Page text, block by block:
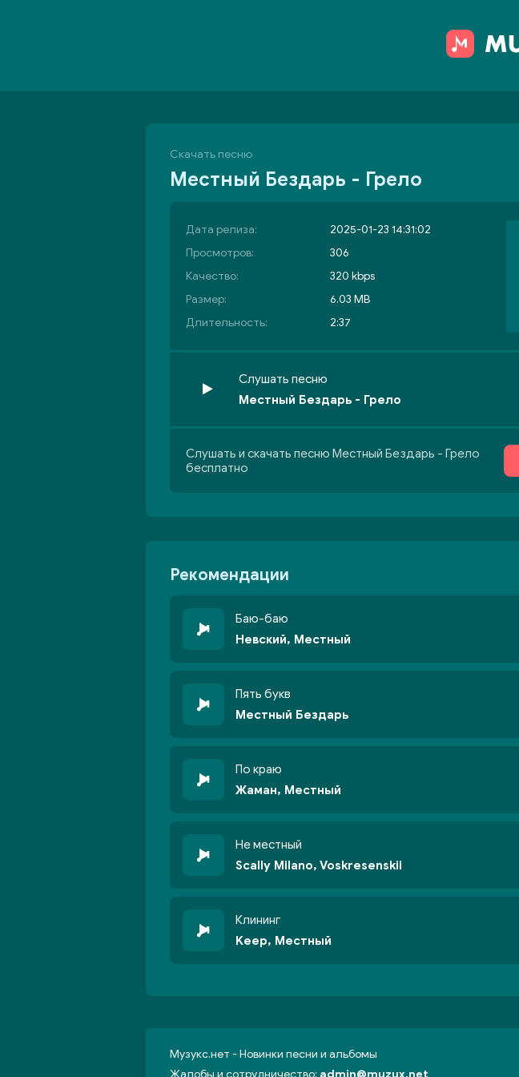
Скачать песню
Местный Бездарь - Грело
Дата релиза:
2025-01-23 14:31:02
Просмотров:
306
Качество:
320 kbps
Размер:
6.03 MB
Длительность:
2:37
Слушать песню
Местный Бездарь - Грело
Слушать и скачать песню Местный Бездарь - Грело
бесплатно
Рекомендации
Баю-баю
Невский, Местный
Пять букв
Местный Бездарь
По краю
Жаман, Местный
Не местный
Scally Milano, Voskresenskii
Клининг
Keep, Местный
Музукс.нет - Новинки песни и альбомы
Жалобы и сотрудничество: admin@muzux.net